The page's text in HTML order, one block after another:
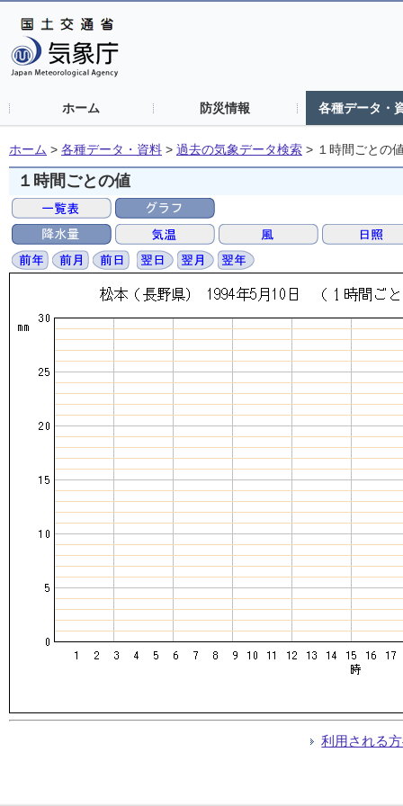
ホーム 防災情報 各種データ・
ホーム > 各種データ・資料 > 過去の気象データ検索 > １時間ごとの
１時間ごとの値
利用される